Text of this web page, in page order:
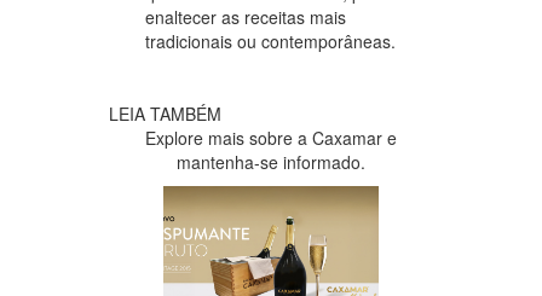
enaltecer as receitas mais
tradicionais ou contemporâneas.
LEIA TAMBÉM
Explore mais sobre a Caxamar e
mantenha-se informado.